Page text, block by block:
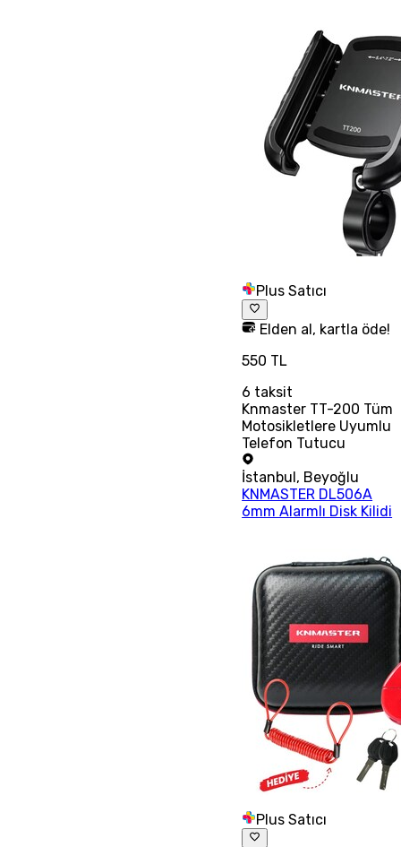
Plus Satıcı
Elden al, kartla öde!
550 TL
6 taksit
Knmaster TT-200 Tüm
Motosikletlere Uyumlu
Telefon Tutucu
İstanbul, Beyoğlu
KNMASTER DL506A
6mm Alarmlı Disk Kilidi
Plus Satıcı